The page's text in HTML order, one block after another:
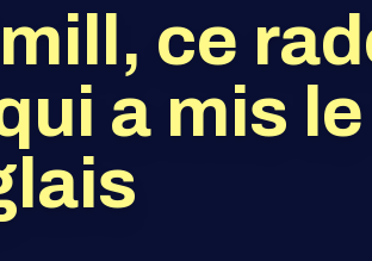
ce
a mis